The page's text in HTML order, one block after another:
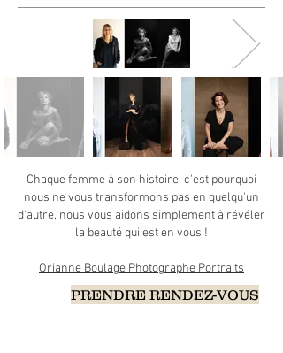
Chaque femme à son histoire, c'est pourquoi
nous ne vous transformons pas en quelqu'un
d'autre, nous vous aidons simplement à révéler
la beauté qui est en vous !
Orianne Boulage Photographe Portraits
PRENDRE RENDEZ-VOUS